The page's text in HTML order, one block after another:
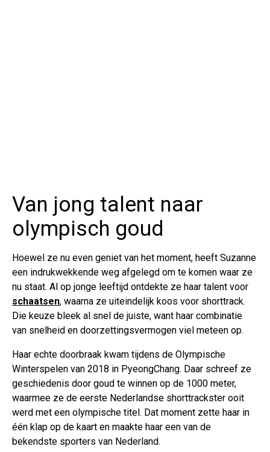
Van jong talent naar
olympisch goud
Hoewel ze nu even geniet van het moment, heeft Suzanne
een indrukwekkende weg afgelegd om te komen waar ze
nu staat. Al op jonge leeftijd ontdekte ze haar talent voor
schaatsen, waarna ze uiteindelijk koos voor shorttrack.
Die keuze bleek al snel de juiste, want haar combinatie
van snelheid en doorzettingsvermogen viel meteen op.
Haar echte doorbraak kwam tijdens de Olympische
Winterspelen van 2018 in PyeongChang. Daar schreef ze
geschiedenis door goud te winnen op de 1000 meter,
waarmee ze de eerste Nederlandse shorttrackster ooit
werd met een olympische titel. Dat moment zette haar in
één klap op de kaart en maakte haar een van de
bekendste sporters van Nederland.